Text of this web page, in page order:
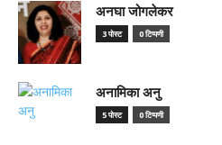
अनघा जोगलेकर
3 पोस्ट 0 टिप्पणी
अनामिका अनु
5 पोस्ट 0 टिप्पणी